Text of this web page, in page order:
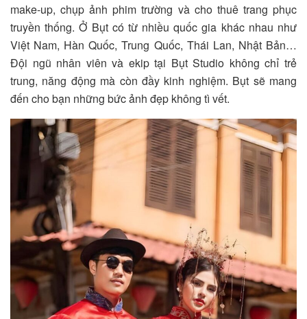
make-up, chụp ảnh phim trường và cho thuê trang phục
truyền thống. Ở Bụt có từ nhiều quốc gia khác nhau như
Việt Nam, Hàn Quốc, Trung Quốc, Thái Lan, Nhật Bản…
Đội ngũ nhân viên và ekip tại Bụt Studio không chỉ trẻ
trung, năng động mà còn đầy kinh nghiệm. Bụt sẽ mang
đến cho bạn những bức ảnh đẹp không tì vết.